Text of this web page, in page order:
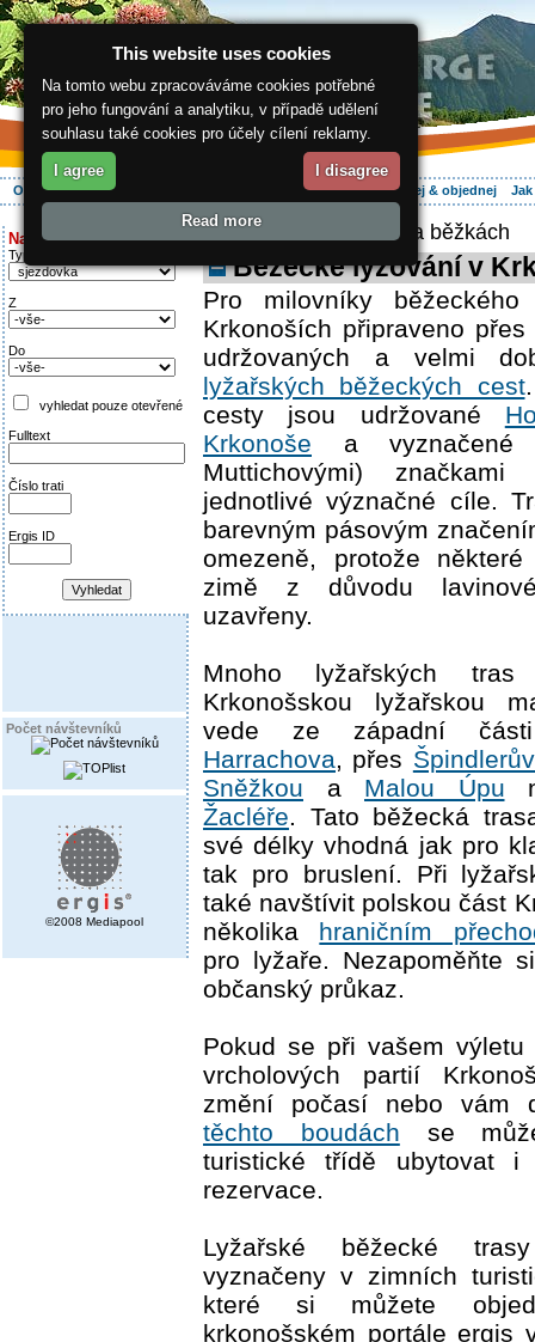
O regionu Aktivně Ubytování Hledej & objednej
Najděte si:
Typ trati
Z
Do
vyhledat pouze otevřené
Fulltext
Číslo trati
Ergis ID
Počet návštevníků
©2008 Mediapool
ergis.cz > Na běžkách
Běžecké lyžování v
Pro milovníky
Krkonoších připraveno
udržovaných a velmi
lyžařských běžeckých cest
cesty jsou udržované
Krkonoše a vyznačené
Muttichovými) značkami
jednotlivé význačné cíle.
barevným pásovým
omezeně, protože
zimě z důvodu
uzavřeny.
Mnoho lyžařských
Krkonošskou lyžařskou
vede ze západní
Harrachova, přes
Sněžkou a Malou Úpu
Žacléře. Tato běžecká
své délky vhodná jak pro
tak pro bruslení. Při
také navštívit polskou část
několika hraničním
pro lyžaře. Nezapoměňte
občanský průkaz.
Pokud se při vašem
vrcholových partií
změní počasí nebo vám
těchto boudách se
turistické třídě ubytovat i
rezervace.
Lyžařské běžecké
vyznačeny v zimních
které si můžete
krkonošském portále ergis
This website uses cookies
Na tomto webu zpracováváme cookies potřebné
pro jeho fungování a analytiku, v případě udělení
souhlasu také cookies pro účely cílení reklamy.
I agree I disagree
Read more